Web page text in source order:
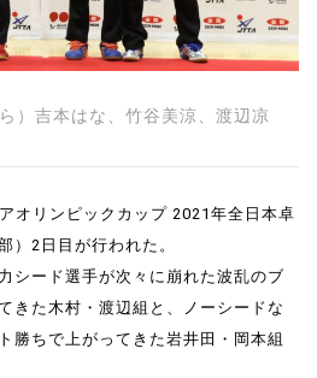
）吉本はな、竹谷美涼、渡辺凉
オリンピックカップ 2021年全日本卓
）2日目が行われた。
シード選手が次々に崩れた波乱のブ
きた木村・渡辺組と、ノーシードな
勝ちで上がってきた岩井田・岡本組